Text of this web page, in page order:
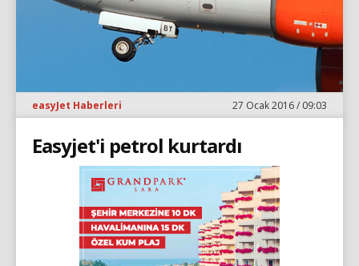
easyJet Haberleri 27 Ocak 2016 / 09:03
Easyjet'i petrol kurtardı